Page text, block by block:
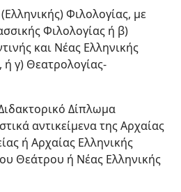
Φιλολογίας, με
Φιλολογίας ή β)
και Νέας Ελληνικής
γ) Θεατρολογίας-
Δίπλωμα
αντικείμενα της Αρχαίας
ή Αρχαίας Ελληνικής
Θεάτρου ή Νέας Ελληνικής